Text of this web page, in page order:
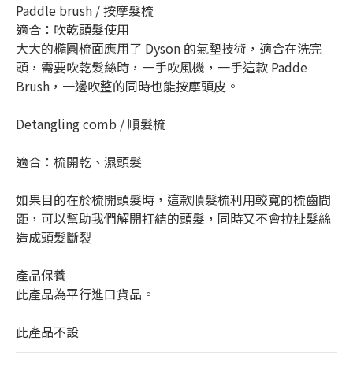
Paddle brush / 按摩髮梳
適合：吹乾頭髮使用
大大的橢圓梳面應用了 Dyson 的氣墊技術，適合在洗完
頭，需要吹乾髮絲時，一手吹風機，一手這款 Padde
Brush，一邊吹整的同時也能按摩頭皮。
Detangling comb / 順髮梳
適合：梳開乾、濕頭髮
如果目的在於梳開頭髮時，這款順髮梳利用較寬的梳齒間
距，可以幫助我們解開打結的頭髮，同時又不會拉扯髮絲
造成頭髮斷裂
產品保養
此產品為平行進口貨品。
此產品不設